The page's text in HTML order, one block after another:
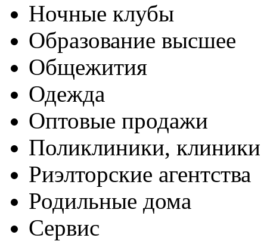
Ночные клубы
Образование высшее
Общежития
Одежда
Оптовые продажи
Поликлиники, клиники
Риэлторские агентства
Родильные дома
Сервис